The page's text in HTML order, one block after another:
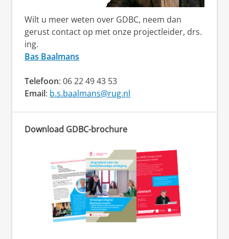
Wilt u meer weten over GDBC, neem dan
gerust contact op met onze projectleider, drs.
ing.
Bas Baalmans
Telefoon: 06 22 49 43 53
Email: b.s.baalmans@rug.nl
Download GDBC-brochure